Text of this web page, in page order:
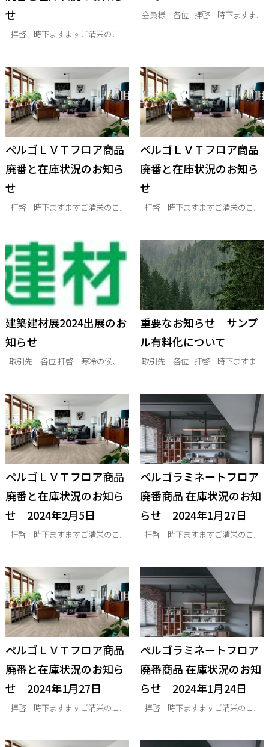
せ
拝啓 時下ますますご清栄のこ...
会員様 各位 拝啓 時下ますま...
ぺルゴＬＶＴフロア商品
廃番と在庫状況のお知ら
せ
拝啓 時下ますますご清栄のこ...
ぺルゴＬＶＴフロア商品
廃番と在庫状況のお知ら
せ
拝啓 時下ますますご清栄のこ...
建築建材展2024出展のお
知らせ
取引先 各位 拝啓 寒冷の候、...
重要なお知らせ サンプ
ル有料化について
取引先 各位 拝啓 時下ますま...
ぺルゴＬＶＴフロア商品
廃番と在庫状況のお知ら
せ 2024年2月5日
拝啓 時下ますますご清栄のこ...
ぺルゴラミネートフロア
廃番商品 在庫状況のお知
らせ 2024年1月27日
拝啓 時下ますますご清栄のこ...
ぺルゴＬＶＴフロア商品
廃番と在庫状況のお知ら
せ 2024年1月27日
拝啓 時下ますますご清栄のこ...
ぺルゴラミネートフロア
廃番商品 在庫状況のお知
らせ 2024年1月24日
拝啓 時下ますますご清栄のこ...